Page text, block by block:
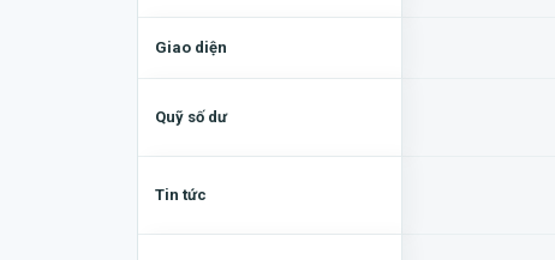
Giao diện
Quỹ số dư
Tin tức